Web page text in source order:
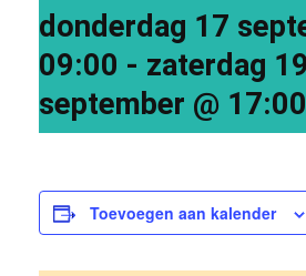
donderdag 17
09:00 - zaterdag 19
september @ 17:00
Toevoegen aan kalender